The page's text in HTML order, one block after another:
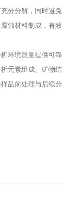
分分解，同时避
蚀材料制成，有
环境质量提供可
元素组成、矿物
品前处理与后续